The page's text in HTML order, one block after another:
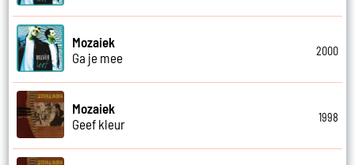
Mozaiek
Ga je mee
2000
Mozaiek
Geef kleur
1998